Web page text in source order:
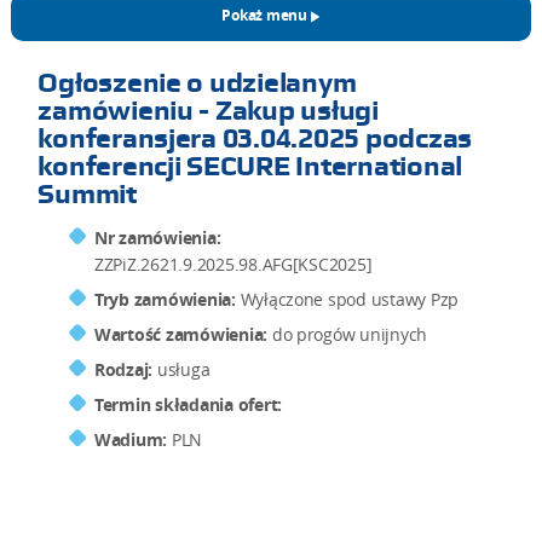
Pokaż menu
Ogłoszenie o udzielanym
zamówieniu - Zakup usługi
konferansjera 03.04.2025 podczas
konferencji SECURE International
Summit
Nr zamówienia:
ZZPiZ.2621.9.2025.98.AFG[KSC2025]
Tryb zamówienia: Wyłączone spod ustawy Pzp
Wartość zamówienia: do progów unijnych
Rodzaj: usługa
Termin składania ofert:
Wadium: PLN